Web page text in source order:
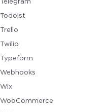
Telegram
Todoist
Trello
Twilio
Typeform
Webhooks
Wix
WooCommerce